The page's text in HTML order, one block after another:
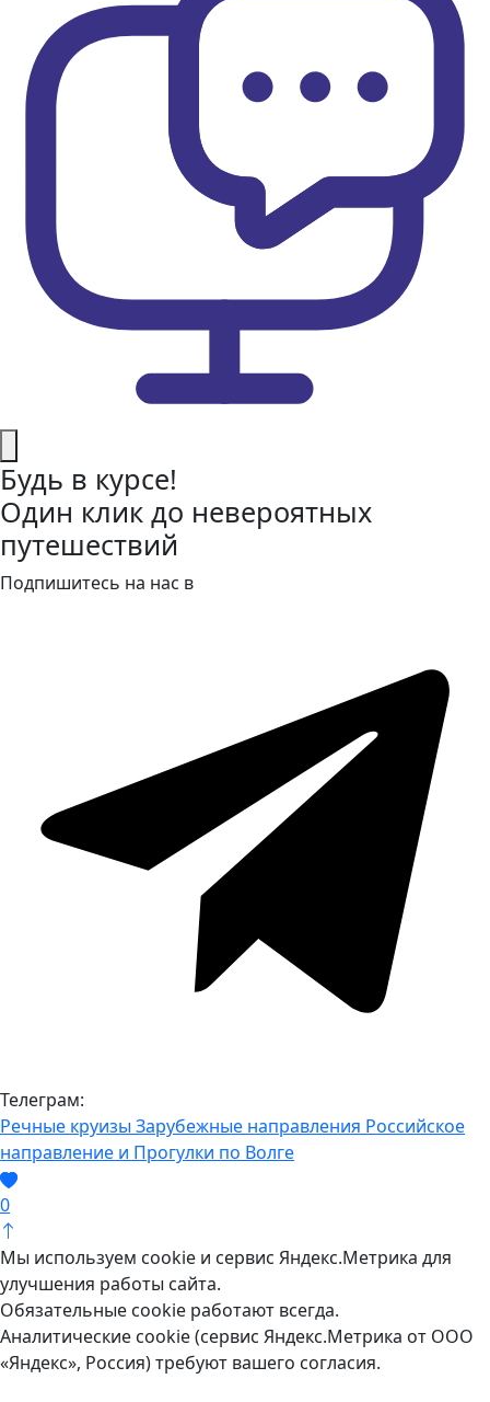
Будь в курсе!
Один клик до невероятных
путешествий
Подпишитесь на нас в
Телеграм:
Речные круизы Зарубежные направления Российское
направление и Прогулки по Волге
0
Мы используем cookie и сервис Яндекс.Метрика для
улучшения работы сайта.
Обязательные cookie работают всегда.
Аналитические cookie (сервис Яндекс.Метрика от ООО
«Яндекс», Россия) требуют вашего согласия.